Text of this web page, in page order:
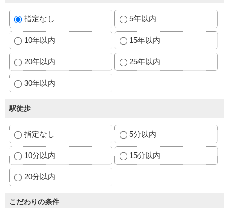
指定なし 5年以内
10年以内 15年以内
20年以内 25年以内
30年以内
駅徒歩
指定なし 5分以内
10分以内 15分以内
20分以内
こだわりの条件